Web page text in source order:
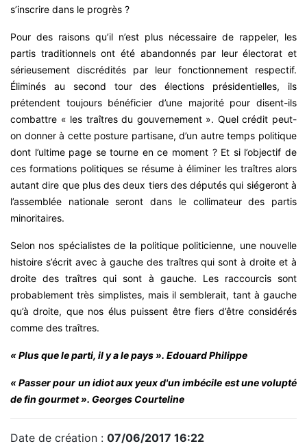
s’inscrire dans le progrès ?
Pour des raisons qu’il n’est plus nécessaire de rappeler, les
partis traditionnels ont été abandonnés par leur électorat et
sérieusement discrédités par leur fonctionnement respectif.
Éliminés au second tour des élections présidentielles, ils
prétendent toujours bénéficier d’une majorité pour disent-ils
combattre « les traîtres du gouvernement ». Quel crédit peut-
on donner à cette posture partisane, d’un autre temps politique
dont l’ultime page se tourne en ce moment ? Et si l’objectif de
ces formations politiques se résume à éliminer les traîtres alors
autant dire que plus des deux tiers des députés qui siégeront à
l’assemblée nationale seront dans le collimateur des partis
minoritaires.
Selon nos spécialistes de la politique politicienne, une nouvelle
histoire s’écrit avec à gauche des traîtres qui sont à droite et à
droite des traîtres qui sont à gauche. Les raccourcis sont
probablement très simplistes, mais il semblerait, tant à gauche
qu’à droite, que nos élus puissent être fiers d’être considérés
comme des traîtres.
« Plus que le parti, il y a le pays ». Edouard Philippe
« Passer pour un idiot aux yeux d'un imbécile est une volupté
de fin gourmet ». Georges Courteline
Date de création : 07/06/2017 16:22